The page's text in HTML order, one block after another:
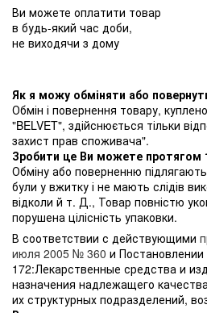
Ви можете оплатити товар
в будь-який час доби,
не виходячи з дому
Як я можу обміняти або
Обмін і повернення товару,
"BELVET", здійснюється тільки
захист прав споживача".
Зробити це Ви можете протягом
Обміну або поверненню
були у вжитку і не мають слідів
відколи й т. Д., Товар повністю
порушена цілісність упаковки.
В соответствии с действующими
июля 2005 № 360 и
172:Лекарственные средства и
назначения надлежащего
их структурных подразделений,